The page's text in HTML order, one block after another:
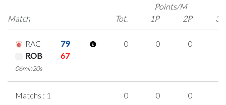
Match
Points/M
Tot.
1P 2P 3P
RAC
79
ROB
67
06min20s
0 0 0
Matchs : 1 0 0 0